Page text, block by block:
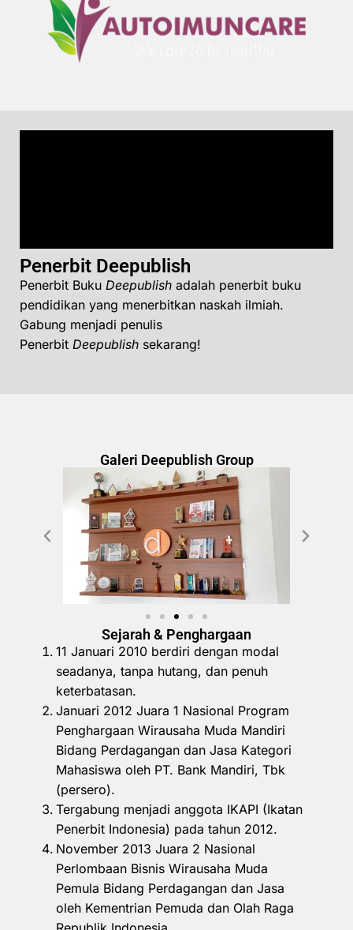
Penerbit Deepublish
Penerbit Buku Deepublish adalah penerbit buku
pendidikan yang menerbitkan naskah ilmiah.
Gabung menjadi penulis
Penerbit Deepublish sekarang!
Galeri Deepublish Group
Sejarah & Penghargaan
11 Januari 2010 berdiri dengan modal
seadanya, tanpa hutang, dan penuh
keterbatasan.
Januari 2012 Juara 1 Nasional Program
Penghargaan Wirausaha Muda Mandiri
Bidang Perdagangan dan Jasa Kategori
Mahasiswa oleh PT. Bank Mandiri, Tbk
(persero).
Tergabung menjadi anggota IKAPI (Ikatan
Penerbit Indonesia) pada tahun 2012.
November 2013 Juara 2 Nasional
Perlombaan Bisnis Wirausaha Muda
Pemula Bidang Perdagangan dan Jasa
oleh Kementrian Pemuda dan Olah Raga